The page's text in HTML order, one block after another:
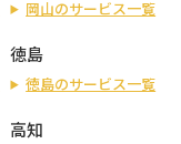
岡山のサービス一覧
徳島
徳島のサービス一覧
高知